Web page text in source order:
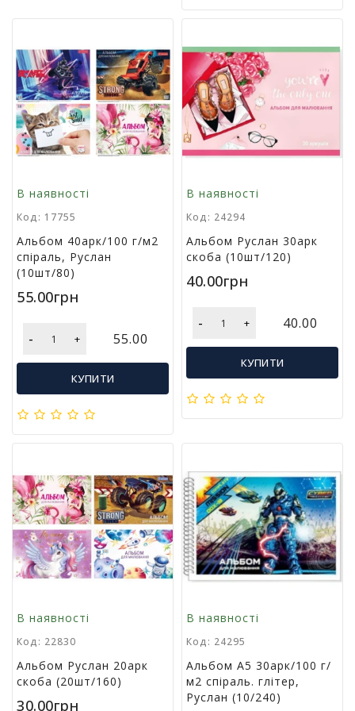
Т
о
в
а
р
и
я
г
с
п
о
д
а
в
о
а
р
и
д
о
с
в
а
Т
о
в
а
В наявності
Код: 17755
Альбом 40арк/100 г/м2
спіраль, Руслан
(10шт/80)
55.00грн
- + 55.00
КУПИТИ
В наявності
Код: 24294
Альбом Руслан 30арк
скоба (10шт/120)
40.00грн
- + 40.00
КУПИТИ
В наявності
Код: 22830
Альбом Руслан 20арк
скоба (20шт/160)
30.00грн
В наявності
Код: 24295
Альбом А5 30арк/100 г/
м2 спіраль. глітер,
Руслан (10/240)